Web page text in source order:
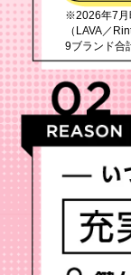
※2026年7月
（LAVA／
9ブランド合